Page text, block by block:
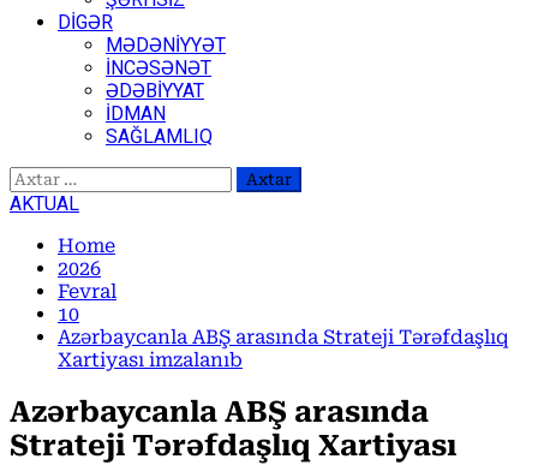
DİGƏR
MƏDƏNİYYƏT
İNCƏSƏNƏT
ƏDƏBİYYAT
İDMAN
SAĞLAMLIQ
Axtarış:
AKTUAL
Home
2026
Fevral
10
Azərbaycanla ABŞ arasında Strateji Tərəfdaşlıq
Xartiyası imzalanıb
Azərbaycanla ABŞ arasında
Strateji Tərəfdaşlıq Xartiyası